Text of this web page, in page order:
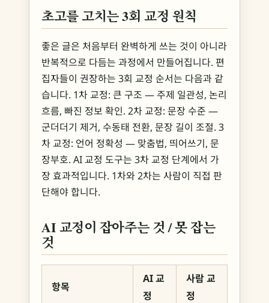
초고를 고치는 3회 교정 원칙
좋은 글은 처음부터 완벽하게 쓰는 것이 아니라
반복적으로 다듬는 과정에서 만들어집니다. 편
집자들이 권장하는 3회 교정 순서는 다음과 같
습니다. 1차 교정: 큰 구조 — 주제 일관성, 논리
흐름, 빠진 정보 확인. 2차 교정: 문장 수준 —
군더더기 제거, 수동태 전환, 문장 길이 조절. 3
차 교정: 언어 정확성 — 맞춤법, 띄어쓰기, 문
장부호. AI 교정 도구는 3차 교정 단계에서 가
장 효과적입니다. 1차와 2차는 사람이 직접 판
단해야 합니다.
AI 교정이 잡아주는 것 / 못 잡는
것
항목
AI 교
정
사람 교
정